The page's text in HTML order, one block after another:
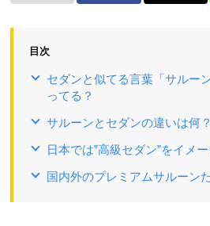
目次
セダンと似てる言葉「サルー
ってる？
サルーンとセダンの違いは何？
日本では”高級セダン”をイメ
国内外のプレミアムサルーン